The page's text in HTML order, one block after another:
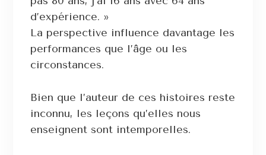
d’expérience. »
La perspective influence davantage les
performances que l’âge ou les
circonstances.
Bien que l’auteur de ces histoires reste
inconnu, les leçons qu’elles nous
enseignent sont intemporelles.